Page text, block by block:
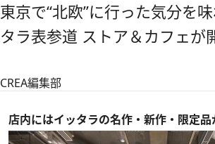
東京で“北欧”に行った気分を
タラ表参道 ストア＆カフェが
CREA編集部
店内にはイッタラの名作・新作・限定